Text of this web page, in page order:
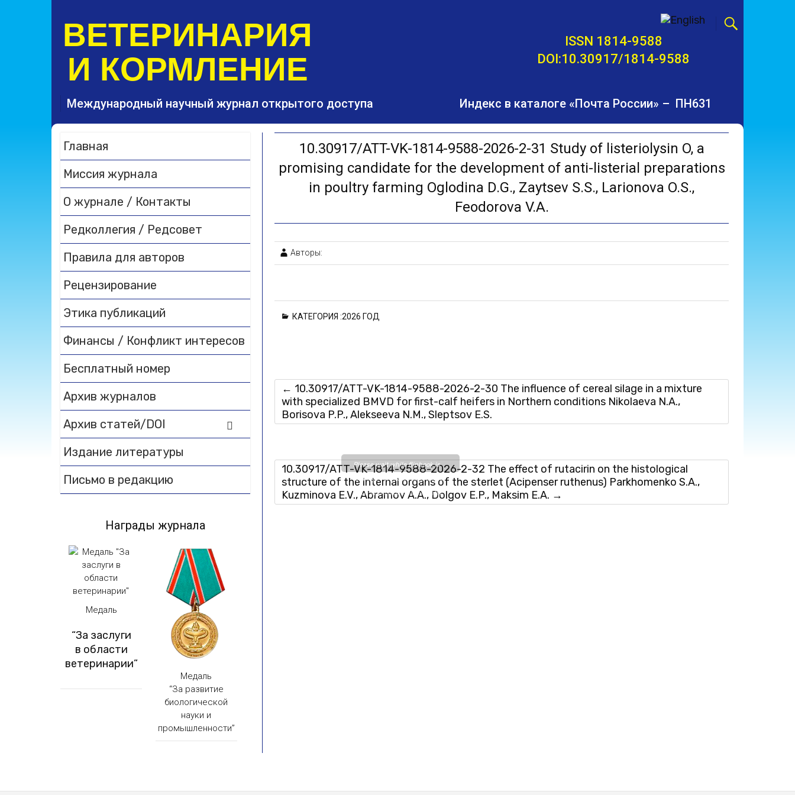
ВЕТЕРИНАРИЯ
И КОРМЛЕНИЕ
Международный научный журнал открытого доступа
ISSN 1814-9588
DOI:10.30917/1814-9588
Индекс в каталоге «Почта России» – ПН631
10.30917/ATT-VK-1814-9588-2026-2-31 Study of listeriolysin O, a
promising candidate for the development of anti-listerial preparations
in poultry farming Oglodina D.G., Zaytsev S.S., Larionova O.S.,
Feodorova V.A.
Авторы:
Please wait while flipbook is
loading. For more related info,
FAQs and issues please refer
КАТЕГОРИЯ :2026 ГОД
← 10.30917/ATT-VK-1814-9588-2026-2-30 The influence of cereal silage in a mixture
with specialized BMVD for first-calf heifers in Northern conditions Nikolaeva N.A.,
Borisova P.P., Alekseeva N.M., Sleptsov E.S.
10.30917/ATT-VK-1814-9588-2026-2-32 The effect of rutacirin on the histological
structure of the internal organs of the sterlet (Acipenser ruthenus) Parkhomenko S.A.,
Kuzminova E.V., Abramov A.A., Dolgov E.P., Maksim E.A. →
Главная
Миссия журнала
О журнале / Контакты
Редколлегия / Редсовет
Правила для авторов
Рецензирование
Этика публикаций
Финансы / Конфликт интересов
Бесплатный номер
Архив журналов
Архив статей/DOI
Издание литературы
Письмо в редакцию
Награды журнала
Медаль
“За заслуги
в области
ветеринарии”
Медаль
“За развитие
биологической
науки и
промышленности”